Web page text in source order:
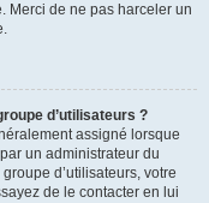
Merci de ne pas harceler un
d’utilisateurs ?
assigné lorsque
un administrateur du
d’utilisateurs, votre
de le contacter en lui